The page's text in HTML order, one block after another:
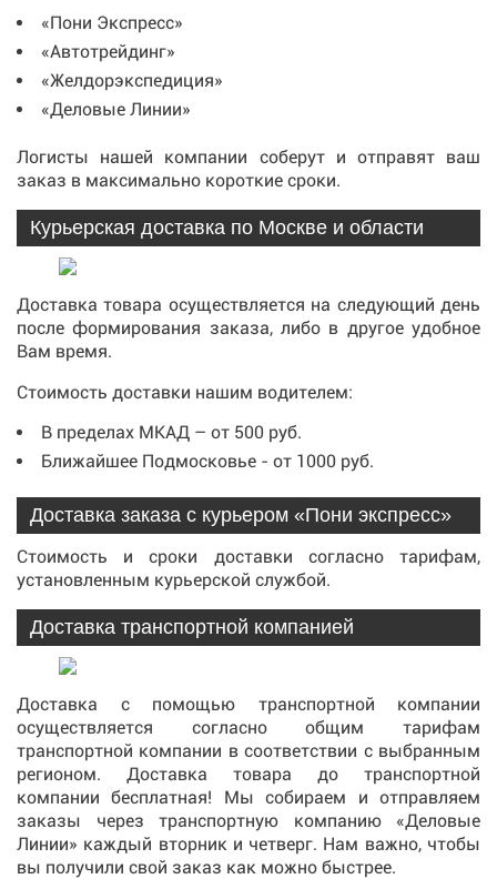
«Пони Экспресс»
«Автотрейдинг»
«Желдорэкспедиция»
«Деловые Линии»
Логисты нашей компании соберут и отправят ваш
заказ в максимально короткие сроки.
Курьерская доставка по Москве и области
Доставка товара осуществляется на следующий день
после формирования заказа, либо в другое удобное
Вам время.
Стоимость доставки нашим водителем:
В пределах МКАД – от 500 руб.
Ближайшее Подмосковье - от 1000 руб.
Доставка заказа с курьером «Пони экспресс»
Стоимость и сроки доставки согласно тарифам,
установленным курьерской службой.
Доставка транспортной компанией
Доставка с помощью транспортной компании
осуществляется согласно общим тарифам
транспортной компании в соответствии с выбранным
регионом. Доставка товара до транспортной
компании бесплатная! Мы собираем и отправляем
заказы через транспортную компанию «Деловые
Линии» каждый вторник и четверг. Нам важно, чтобы
вы получили свой заказ как можно быстрее.